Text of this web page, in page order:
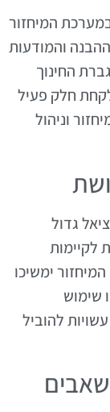
המיחזור
והמודעות
החינוך
חלק פעיל
וניהול
גדול
לקיימות
ימשיכו
שימוש
להוביל